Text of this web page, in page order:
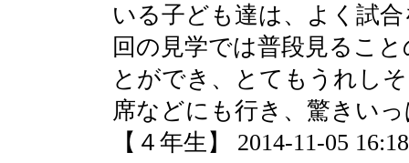
いる子ども達は、よく試
回の見学では普段見るこ
とができ、とてもうれし
席などにも行き、驚きい
【４年生】 2014-11-05